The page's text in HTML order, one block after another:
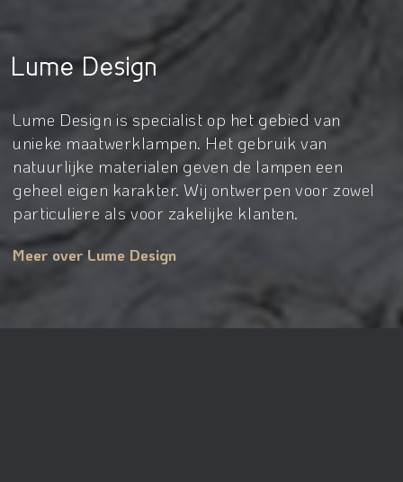
Lume Design
Lume Design is specialist op het gebied van
unieke maatwerklampen. Het gebruik van
natuurlijke materialen geven de lampen een
geheel eigen karakter. Wij ontwerpen voor zowel
particuliere als voor zakelijke klanten.
Meer over Lume Design